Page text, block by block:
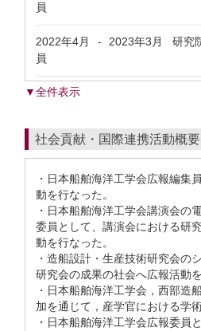
員
2022年4月 - 2023年3月
研究
員
▼全件表示
社会貢献・国際連携活動概要
・日本船舶海洋工学会広報編集
動を行なった。
・日本船舶海洋工学会講演会の
委員として、講演会における研
動を行なった。
・造船設計・生産技術研究会の
研究会の成果の社会へ広報活動を
・日本船舶海洋工学会，西部造
加を通じて，産学官における学
・日本船舶海洋工学会広報委員